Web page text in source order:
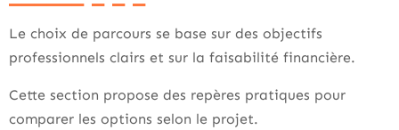
Le choix de parcours se base sur des objectifs
professionnels clairs et sur la faisabilité financière.
Cette section propose des repères pratiques pour
comparer les options selon le projet.